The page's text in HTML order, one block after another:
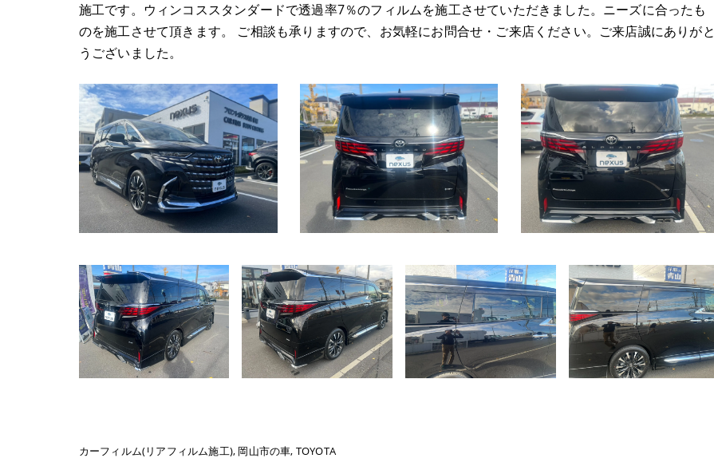
施工です。ウィンコススタンダードで透過率7％のフィルムを施工させていただきました。ニーズに合ったも
のを施工させて頂きます。 ご相談も承りますので、お気軽にお問合せ・ご来店ください。ご来店誠にありがと
うございました。
カーフィルム(リアフィルム施工) 岡山市の車 TOYOTA